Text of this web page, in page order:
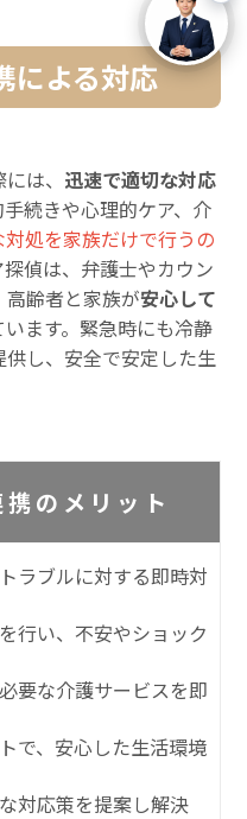
による対応
は、 迅速で適切な対応
続きや心理的ケア、介
対処を家族だけで行うの
偵は、弁護士やカウン
高齢者と家族が安心して
います。緊急時にも冷静
し、安全で安定した生
のメリット
ラブルに対する即時対
行い、不安やショック
要な介護サービスを即
で、安心した生活環境
対応策を提案し解決